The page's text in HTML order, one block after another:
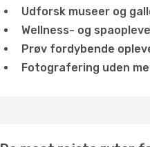
Udforsk museer og
Wellness- og
Prøv fordybende
Fotografering uden